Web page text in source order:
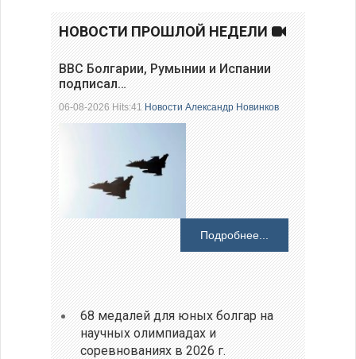
НОВОСТИ ПРОШЛОЙ НЕДЕЛИ
ВВС Болгарии, Румынии и Испании
подписал…
06-08-2026 Hits:41Новости Александр Новинков
Подробнее...
68 медалей для юных болгар на
научных олимпиадах и
соревнованиях в 2026 г.